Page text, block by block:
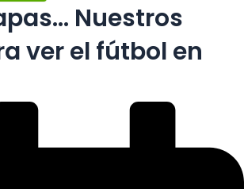
Nuestros
ver el fútbol en